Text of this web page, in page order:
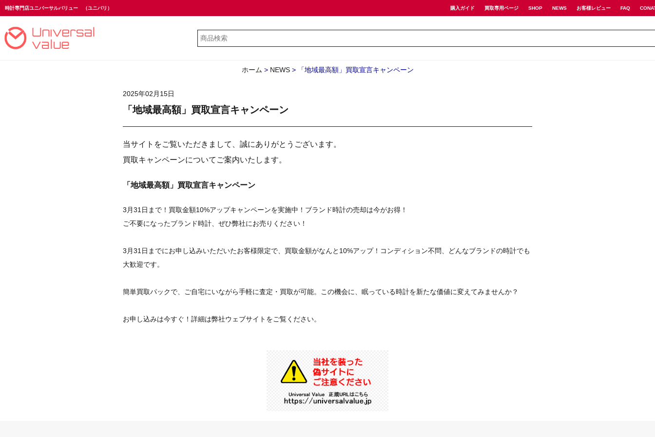
時計専門店ユニバーサルバリュー （ユニバリ） 購入ガイド 買取専用ページ SHOP NEWS お客様レビュー FAQ
ホーム > NEWS> 「地域最高額」買取宣言キャンペーン
2025年02月15日
「地域最高額」買取宣言キャンペーン
当サイトをご覧いただきまして、誠にありがとうございます。
買取キャンペーンについてご案内いたします。
「地域最高額」買取宣言キャンペーン
3月31日まで！買取金額10%アップキャンペーンを実施中！ブランド時計の売却は今がお得！
ご不要になったブランド時計、ぜひ弊社にお売りください！
3月31日までにお申し込みいただいたお客様限定で、買取金額がなんと10%アップ！コンディション不問、どんなブランドの時計でも
大歓迎です。
簡単買取パックで、ご自宅にいながら手軽に査定・買取が可能。この機会に、眠っている時計を新たな価値に変えてみませんか？
お申し込みは今すぐ！詳細は弊社ウェブサイトをご覧ください。